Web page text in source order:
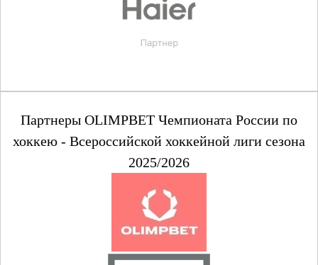
Партнеры OLIMPBET Чемпионата России по
хоккею - Всероссийской хоккейной лиги сезона
2025/2026